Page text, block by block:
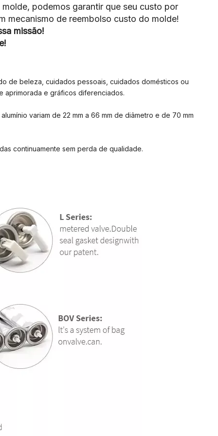
podemos garantir que seu custo por
mecanismo de reembolso custo do molde!
missão!
de beleza, cuidados pessoais, cuidados domésticos ou
aprimorada e gráficos diferenciados.
variam de 22 mm a 66 mm de diâmetro e de 70 mm
continuamente sem perda de qualidade.